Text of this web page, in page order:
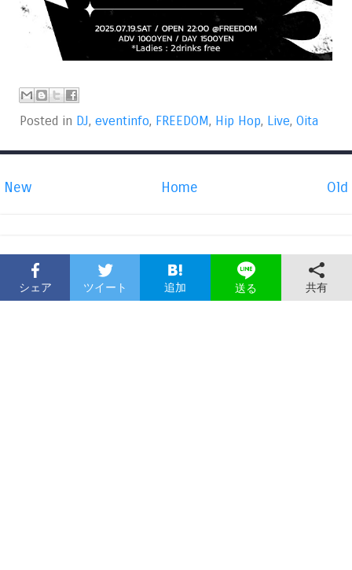
Posted in DJ, eventinfo, FREEDOM, Hip Hop, Live, Oita
New Old
Home
シェア ツイート 追加 送る 共有